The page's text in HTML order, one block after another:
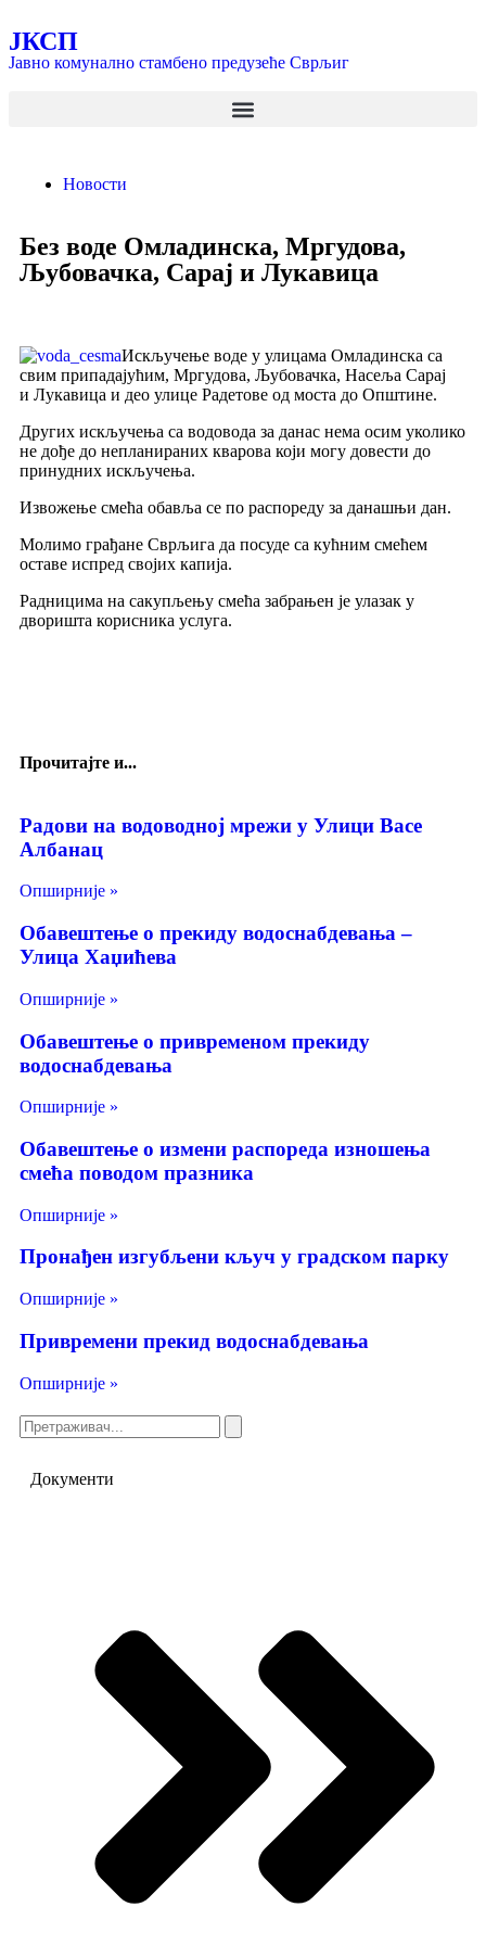
ЈКСП
Јавно комунално стамбено предузеће Сврљиг
Новости
Без воде Омладинска, Мргудова,
Љубовачка, Сарај и Лукавица
Искључење воде у улицама Омладинска са
свим припадајућим, Мргудова, Љубовачка, Насеља Сарај
и Лукавица и део улице Радетове од моста до Општине.
Других искључења са водовода за данас нема осим уколико
не дође до непланираних кварова који могу довести до
принудних искључења.
Извожење смећа обавља се по распореду за данашњи дан.
Молимо грађане Сврљига да посуде са кућним смећем
оставе испред својих капија.
Радницима на сакупљењу смећа забрањен је улазак у
дворишта корисника услуга.
Прочитајте и...
Радови на водоводној мрежи у Улици Васе
Албанац
Опширније »
Обавештење о прекиду водоснабдевања –
Улица Хаџићева
Опширније »
Обавештење о привременом прекиду
водоснабдевања
Опширније »
Обавештење о измени распореда изношења
смећа поводом празника
Опширније »
Пронађен изгубљени кључ у градском парку
Опширније »
Привремени прекид водоснабдевања
Опширније »
Документи